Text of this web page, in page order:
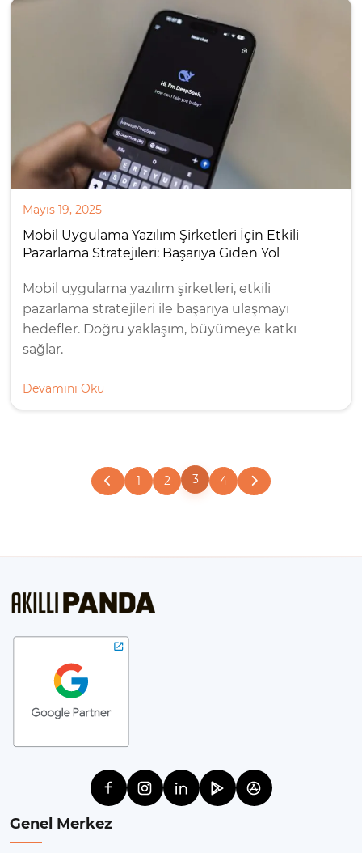
Mayıs 19, 2025
Mobil Uygulama Yazılım Şirketleri İçin Etkili
Pazarlama Stratejileri: Başarıya Giden Yol
Mobil uygulama yazılım şirketleri, etkili
pazarlama stratejileri ile başarıya ulaşmayı
hedefler. Doğru yaklaşım, büyümeye katkı
sağlar.
Devamını Oku
1 2 3 4
Genel Merkez